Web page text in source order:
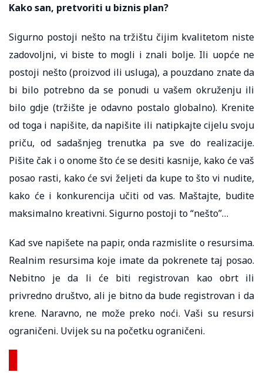
Kako san, pretvoriti u biznis plan?
Sigurno postoji nešto na tržištu čijim kvalitetom niste
zadovoljni, vi biste to mogli i znali bolje. Ili uopće ne
postoji nešto (proizvod ili usluga), a pouzdano znate da
bi bilo potrebno da se ponudi u vašem okruženju ili
bilo gdje (tržište je odavno postalo globalno). Krenite
od toga i napišite, da napišite ili natipkajte cijelu svoju
priču, od sadašnjeg trenutka pa sve do realizacije.
Pišite čak i o onome što će se desiti kasnije, kako će vaš
posao rasti, kako će svi željeti da kupe to što vi nudite,
kako će i konkurencija učiti od vas. Maštajte, budite
maksimalno kreativni. Sigurno postoji to “nešto”…
Kad sve napišete na papir, onda razmislite o resursima.
Realnim resursima koje imate da pokrenete taj posao.
Nebitno je da li će biti registrovan kao obrt ili
privredno društvo, ali je bitno da bude registrovan i da
krene. Naravno, ne može preko noći. Vaši su resursi
ograničeni. Uvijek su na početku ograničeni.